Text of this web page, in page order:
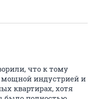
что к тому
мощной индустрией и
квартирах, хотя